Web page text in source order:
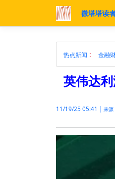
微塔塔读
热点新闻 : 金融
英伟达
11/19/25 05:41 | 来源